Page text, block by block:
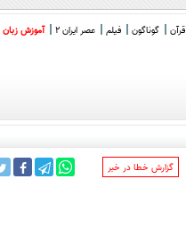
قرآن گوناگون فیلم عصر ایران 2 آموزش زبان
‌گزارش خطا در خبر